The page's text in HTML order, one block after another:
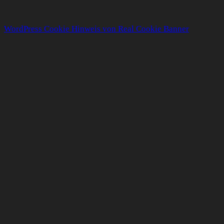
WordPress Cookie Hinweis von Real Cookie Banner